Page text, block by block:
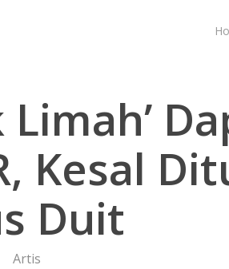
Limah’
Kesal
Duit
Artis